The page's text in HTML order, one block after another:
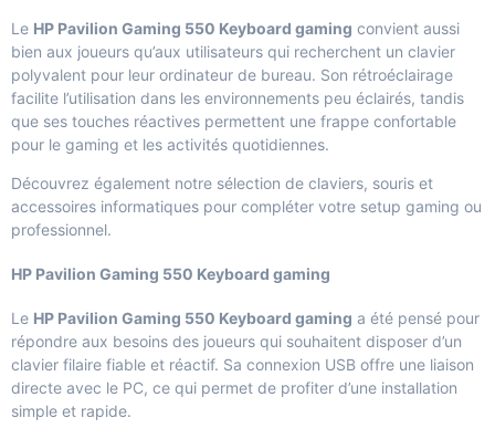
Le HP Pavilion Gaming 550 Keyboard gaming convient aussi
bien aux joueurs qu’aux utilisateurs qui recherchent un clavier
polyvalent pour leur ordinateur de bureau. Son rétroéclairage
facilite l’utilisation dans les environnements peu éclairés, tandis
que ses touches réactives permettent une frappe confortable
pour le gaming et les activités quotidiennes.
Découvrez également notre sélection de claviers, souris et
accessoires informatiques pour compléter votre setup gaming ou
professionnel.
HP Pavilion Gaming 550 Keyboard gaming
Le HP Pavilion Gaming 550 Keyboard gaming a été pensé pour
répondre aux besoins des joueurs qui souhaitent disposer d’un
clavier filaire fiable et réactif. Sa connexion USB offre une liaison
directe avec le PC, ce qui permet de profiter d’une installation
simple et rapide.